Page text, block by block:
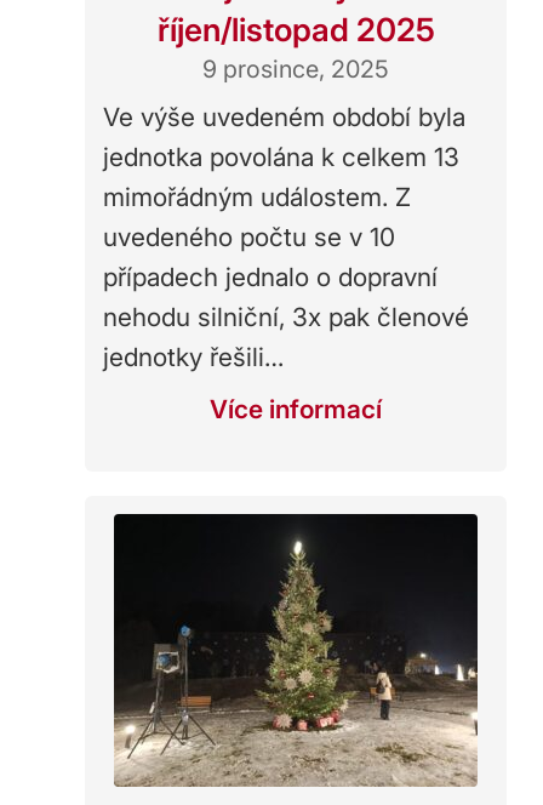
říjen/listopad 2025
9 prosince, 2025
Ve výše uvedeném období byla
jednotka povolána k celkem 13
mimořádným událostem. Z
uvedeného počtu se v 10
případech jednalo o dopravní
nehodu silniční, 3x pak členové
jednotky řešili…
Více informací